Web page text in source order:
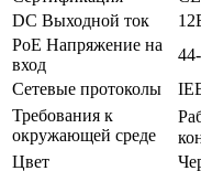
DC Выходной ток
PoE Напряжение на
вход
Сетевые протоколы
Требования к
окружающей среде
Цвет